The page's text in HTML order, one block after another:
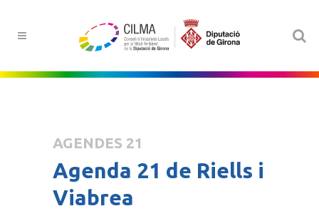
AGENDES 21
Agenda 21 de Riells i
Viabrea